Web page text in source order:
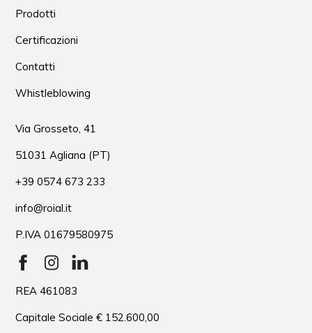
Via Grosseto, 41
51031 Agliana (PT)
+39 0574 673 233
info@roial.it
P.IVA 01679580975
REA 461083
Capitale Sociale € 152.600,00
Prodotti
Certificazioni
Contatti
Whistleblowing